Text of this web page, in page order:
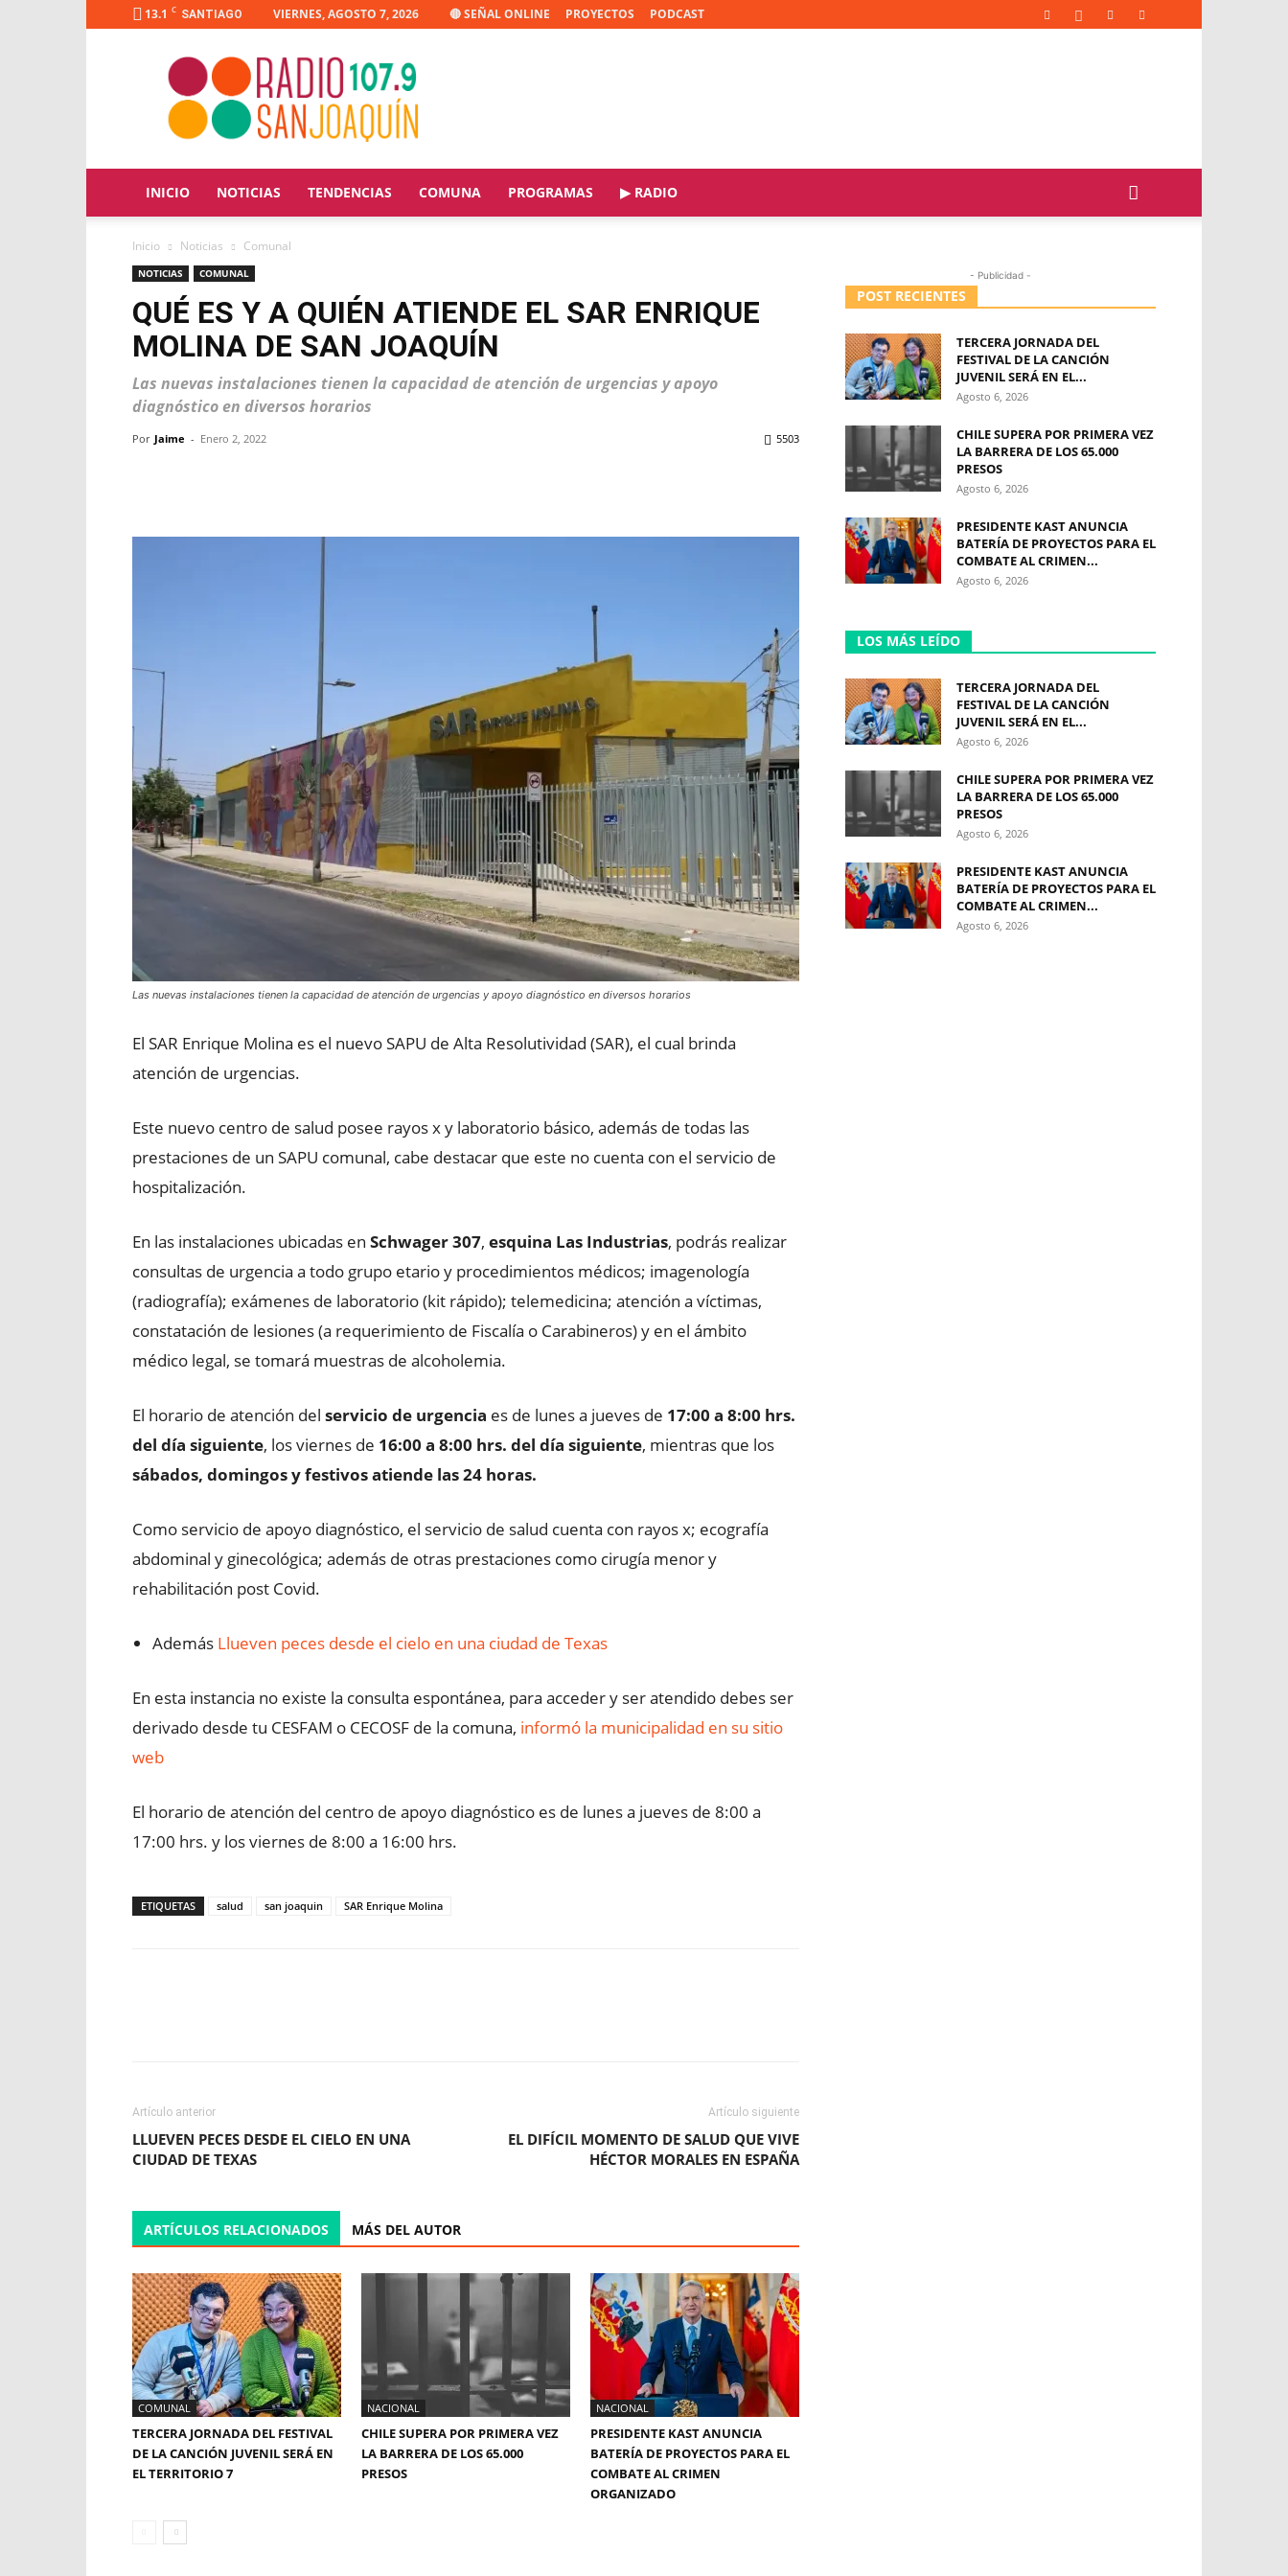
13.1 C SANTIAGO VIERNES, AGOSTO 7, 2026 🔴 SEÑAL ONLINE PROYECTOS PODCAST
Radio
Joaquín
INICIO NOTICIAS TENDENCIAS COMUNA PROGRAMAS ▶ RADIO
Inicio Noticias Comunal
NOTICIAS COMUNAL
QUÉ ES Y A QUIÉN ATIENDE EL SAR ENRIQUE
MOLINA DE SAN JOAQUÍN
Las nuevas instalaciones tienen la capacidad de atención de urgencias y apoyo
diagnóstico en diversos horarios
Por Jaime - Enero 2, 2022 5503
Las nuevas instalaciones tienen la capacidad de atención de urgencias y apoyo diagnóstico en diversos horarios
El SAR Enrique Molina es el nuevo SAPU de Alta Resolutividad (SAR), el cual brinda
atención de urgencias.
Este nuevo centro de salud posee rayos x y laboratorio básico, además de todas las
prestaciones de un SAPU comunal, cabe destacar que este no cuenta con el servicio de
hospitalización.
En las instalaciones ubicadas en Schwager 307, esquina Las Industrias, podrás realizar
consultas de urgencia a todo grupo etario y procedimientos médicos; imagenología
(radiografía); exámenes de laboratorio (kit rápido); telemedicina; atención a víctimas,
constatación de lesiones (a requerimiento de Fiscalía o Carabineros) y en el ámbito
médico legal, se tomará muestras de alcoholemia.
El horario de atención del servicio de urgencia es de lunes a jueves de 17:00 a 8:00 hrs.
del día siguiente, los viernes de 16:00 a 8:00 hrs. del día siguiente, mientras que los
sábados, domingos y festivos atiende las 24 horas.
Como servicio de apoyo diagnóstico, el servicio de salud cuenta con rayos x; ecografía
abdominal y ginecológica; además de otras prestaciones como cirugía menor y
rehabilitación post Covid.
Además Llueven peces desde el cielo en una ciudad de Texas
En esta instancia no existe la consulta espontánea, para acceder y ser atendido debes ser
derivado desde tu CESFAM o CECOSF de la comuna, informó la municipalidad en su sitio
web
El horario de atención del centro de apoyo diagnóstico es de lunes a jueves de 8:00 a
17:00 hrs. y los viernes de 8:00 a 16:00 hrs.
ETIQUETAS salud san joaquin SAR Enrique Molina
Artículo anterior
LLUEVEN PECES DESDE EL CIELO EN UNA
CIUDAD DE TEXAS
Artículo siguiente
EL DIFÍCIL MOMENTO DE SALUD QUE VIVE
HÉCTOR MORALES EN ESPAÑA
ARTÍCULOS RELACIONADOS MÁS DEL AUTOR
COMUNAL
TERCERA JORNADA DEL FESTIVAL
DE LA CANCIÓN JUVENIL SERÁ EN
EL TERRITORIO 7
NACIONAL
CHILE SUPERA POR PRIMERA VEZ
LA BARRERA DE LOS 65.000
PRESOS
NACIONAL
PRESIDENTE KAST ANUNCIA
BATERÍA DE PROYECTOS PARA EL
COMBATE AL CRIMEN
ORGANIZADO
- Publicidad -
POST RECIENTES
TERCERA JORNADA DEL
FESTIVAL DE LA CANCIÓN
JUVENIL SERÁ EN EL...
Agosto 6, 2026
CHILE SUPERA POR PRIMERA VEZ
LA BARRERA DE LOS 65.000
PRESOS
Agosto 6, 2026
PRESIDENTE KAST ANUNCIA
BATERÍA DE PROYECTOS PARA EL
COMBATE AL CRIMEN...
Agosto 6, 2026
LOS MÁS LEÍDO
TERCERA JORNADA DEL
FESTIVAL DE LA CANCIÓN
JUVENIL SERÁ EN EL...
Agosto 6, 2026
CHILE SUPERA POR PRIMERA VEZ
LA BARRERA DE LOS 65.000
PRESOS
Agosto 6, 2026
PRESIDENTE KAST ANUNCIA
BATERÍA DE PROYECTOS PARA EL
COMBATE AL CRIMEN...
Agosto 6, 2026